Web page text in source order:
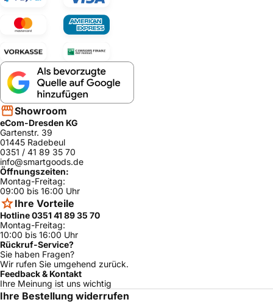
Showroom
eCom-Dresden KG
Gartenstr. 39
01445 Radebeul
0351 / 41 89 35 70
info@smartgoods.de
Öffnungszeiten:
Montag-Freitag:
09:00 bis 16:00 Uhr
Ihre Vorteile
Hotline 0351 41 89 35 70
Montag-Freitag:
10:00 bis 16:00 Uhr
Rückruf-Service?
Sie haben Fragen?
Wir rufen Sie umgehend zurück.
Feedback & Kontakt
Ihre Meinung ist uns wichtig
Ihre Bestellung widerrufen